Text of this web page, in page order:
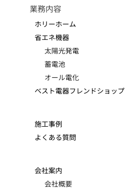
業務内容
ホリーホーム
省エネ機器
太陽光発電
蓄電池
オール電化
ベスト電器フレンドショップ
施工事例
よくある質問
会社案内
会社概要